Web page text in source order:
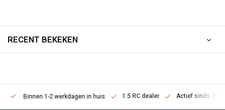
RECENT BEKEKEN
Binnen 1-2 werkdagen in huis 1:5 RC dealer Actief sinds 2013